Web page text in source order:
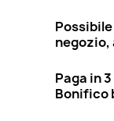
negozio,
Paga in
Bonifico